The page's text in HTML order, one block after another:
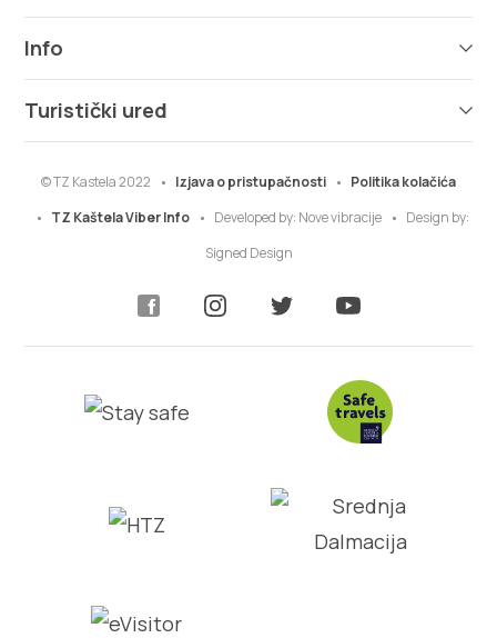
Info
Turistički ured
© TZ Kastela 2022 Izjava o pristupačnosti
Politika kolačića
TZ Kaštela Viber Info
Developed by: Nove vibracije
Design by:
Signed Design